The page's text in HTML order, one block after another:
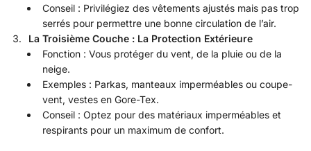
Conseil : Privilégiez des vêtements ajustés mais pas trop
serrés pour permettre une bonne circulation de l’air.
La Troisième Couche : La Protection Extérieure
Fonction : Vous protéger du vent, de la pluie ou de la
neige.
Exemples : Parkas, manteaux imperméables ou coupe-
vent, vestes en Gore-Tex.
Conseil : Optez pour des matériaux imperméables et
respirants pour un maximum de confort.